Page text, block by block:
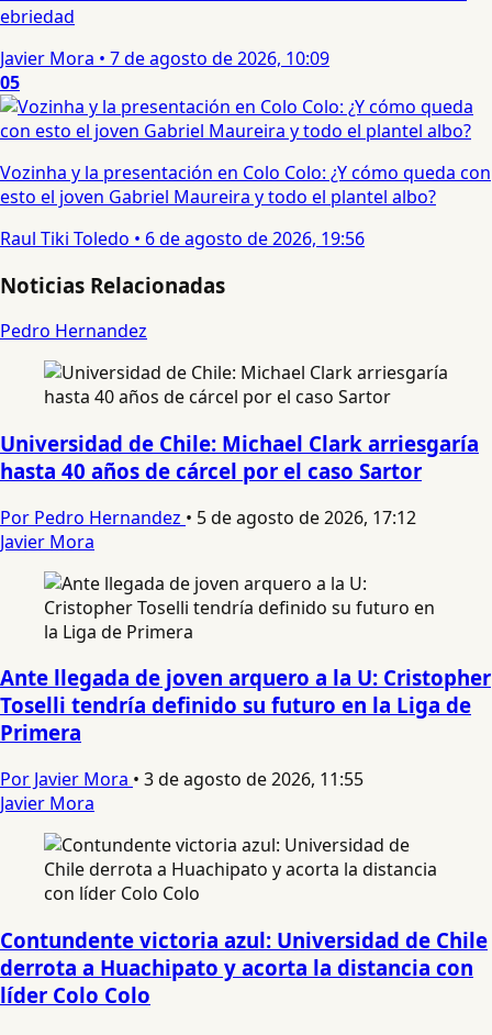
ebriedad
Javier Mora • 7 de agosto de 2026, 10:09
05
Vozinha y la presentación en Colo Colo: ¿Y cómo queda con
esto el joven Gabriel Maureira y todo el plantel albo?
Raul Tiki Toledo • 6 de agosto de 2026, 19:56
Noticias Relacionadas
Pedro Hernandez
Universidad de Chile: Michael Clark arriesgaría
hasta 40 años de cárcel por el caso Sartor
Por Pedro Hernandez • 5 de agosto de 2026, 17:12
Javier Mora
Ante llegada de joven arquero a la U: Cristopher
Toselli tendría definido su futuro en la Liga de
Primera
Por Javier Mora • 3 de agosto de 2026, 11:55
Javier Mora
Contundente victoria azul: Universidad de Chile
derrota a Huachipato y acorta la distancia con
líder Colo Colo